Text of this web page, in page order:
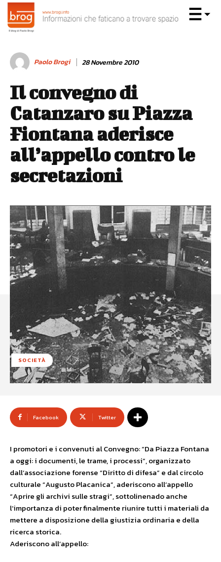
Paolo Brogi 28 Novembre 2010
Il convegno di
Catanzaro su Piazza
Fiontana aderisce
all’appello contro le
secretazioni
SOCIETÀ
Facebook Twitter
I promotori e i convenuti al Convegno: “Da Piazza Fontana
a oggi: i documenti, le trame, i processi”, organizzato
dall’associazione forense “Diritto di difesa” e dal circolo
culturale “Augusto Placanica”, aderiscono all’appello
“Aprire gli archivi sulle stragi”, sottolinenado anche
l’importanza di poter finalmente riunire tutti i materiali da
mettere a disposizione della giustizia ordinaria e della
ricerca storica.
Aderiscono all’appello: